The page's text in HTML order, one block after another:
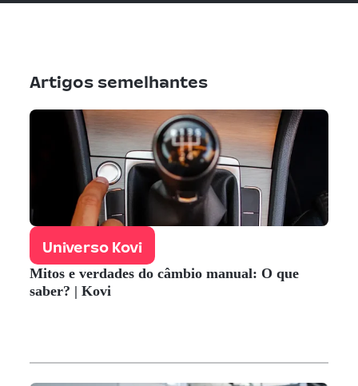
Artigos semelhantes
Universo Kovi
Mitos e verdades do câmbio manual: O que
saber? | Kovi